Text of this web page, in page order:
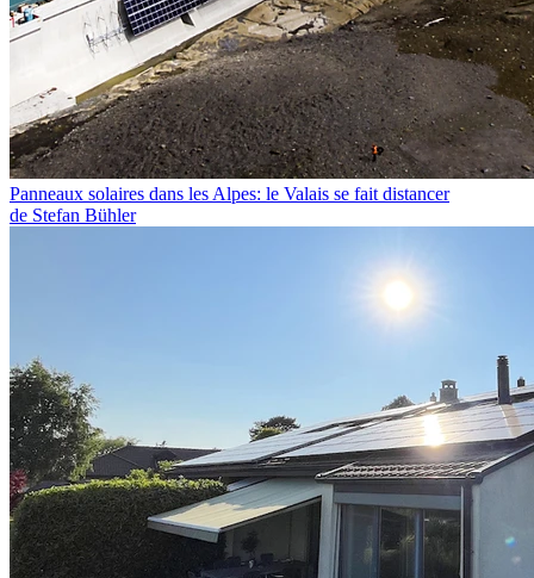
Panneaux solaires dans les Alpes: le Valais se fait distancer
de Stefan Bühler